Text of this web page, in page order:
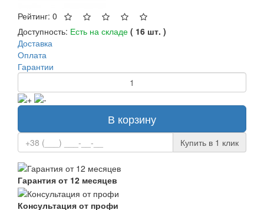
Рейтинг: 0
Доступность: Есть на складе ( 16 шт. )
Доставка
Оплата
Гарантии
В корзину
Купить в 1 клик
Гарантия от 12 месяцев
Консультация от профи